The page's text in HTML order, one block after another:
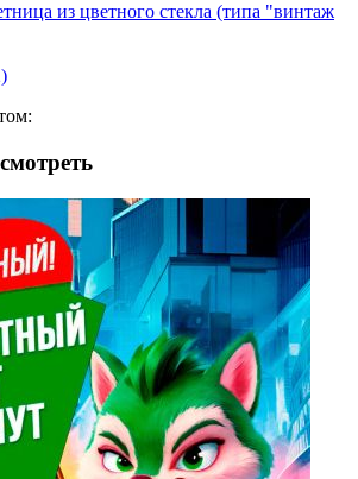
из цветного стекла (типа "винтаж